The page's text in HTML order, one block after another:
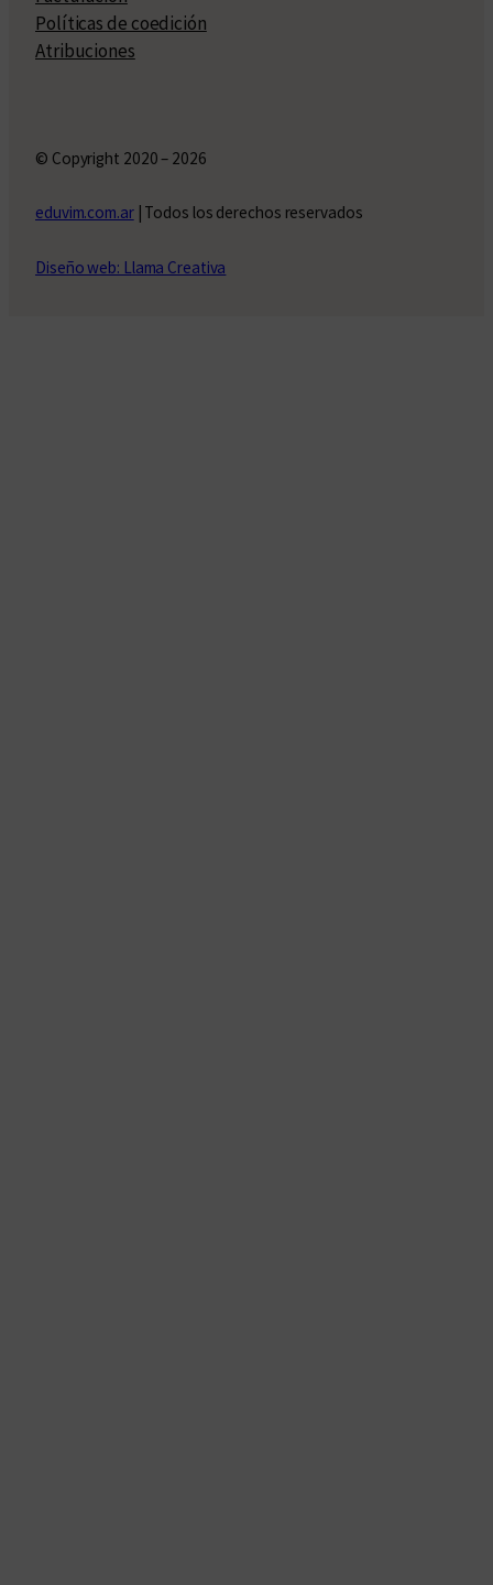
Políticas de coedición
Atribuciones
© Copyright 2020 – 2026
eduvim.com.ar| Todos los derechos reservados
Diseño web: Llama Creativa